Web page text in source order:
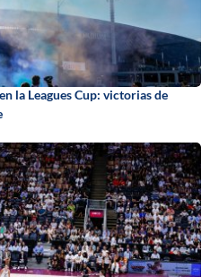
la Leagues Cup: victorias de